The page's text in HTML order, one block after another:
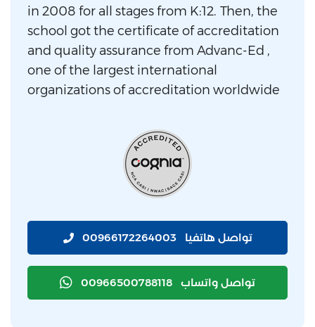
in 2008 for all stages from K:12. Then, the
school got the certificate of accreditation
and quality assurance from Advanc-Ed ,
one of the largest international
organizations of accreditation worldwide
تواصل هاتفيا 00966172264003
تواصل واتساب 00966500788118